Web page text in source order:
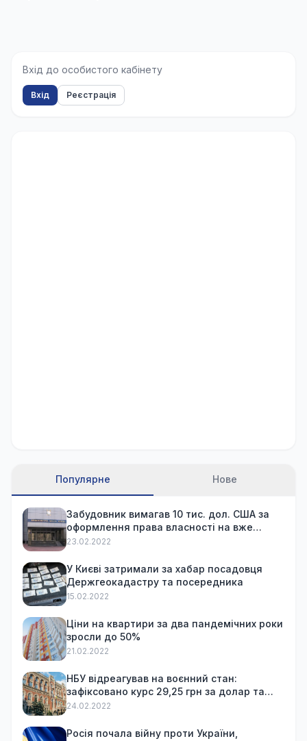
Вхід до особистого кабінету
Вхід Реєстрація
Популярне Нове
Забудовник вимагав 10 тис. дол. США за
оформлення права власності на вже
куплену квартиру
23.02.2022
У Києві затримали за хабар посадовця
Держгеокадастру та посередника
15.02.2022
Ціни на квартири за два пандемічних роки
зросли до 50%
21.02.2022
НБУ відреагував на воєнний стан:
зафіксовано курс 29,25 грн за долар та
обмежив зняття готівки
24.02.2022
Росія почала війну проти України,